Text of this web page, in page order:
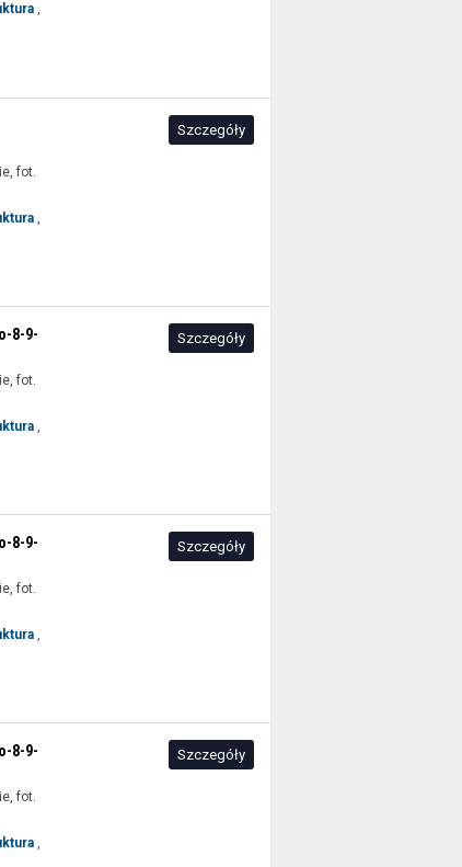
,
fot.
Szczegóły
8-9-
fot.
Szczegóły
8-9-
fot.
Szczegóły
8-9-
fot.
,
Szczegóły